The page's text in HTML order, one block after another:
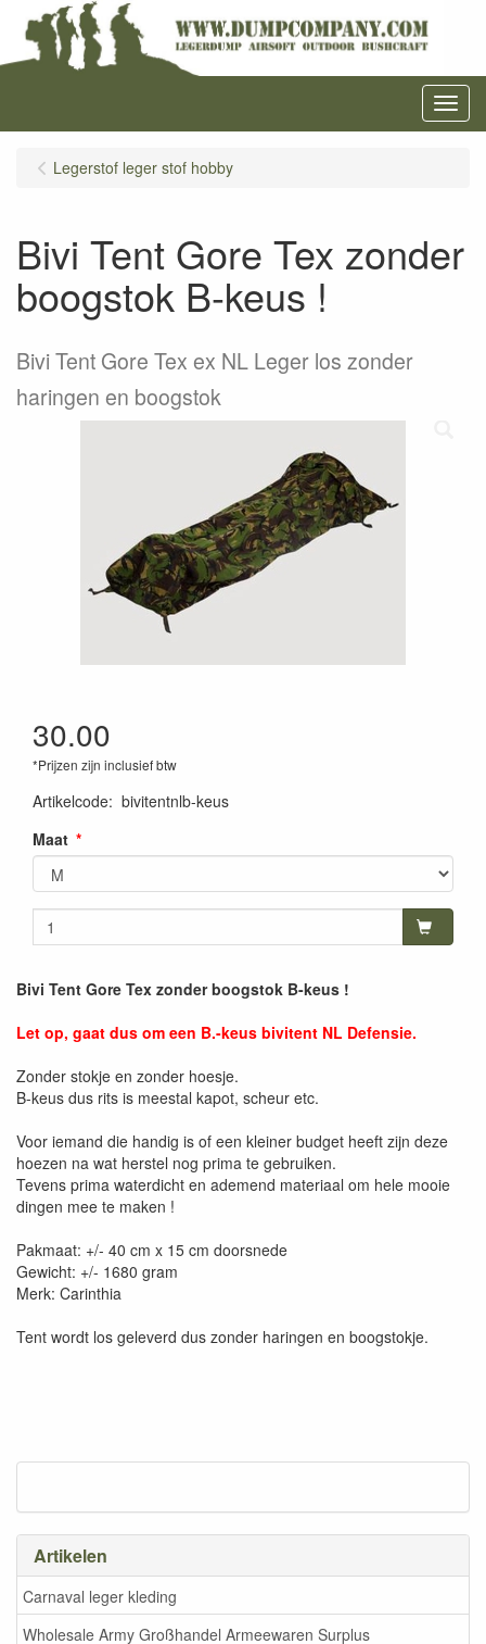
Menu
Artikelen
Carnaval leger kleding
Wholesale Army Großhandel Armeewaren Surplus
Legerstof leger stof hobby
Bivi Tent Gore Tex zonder
boogstok B-keus !
Bivi Tent Gore Tex ex NL Leger los zonder
haringen en boogstok
30.00
*Prijzen zijn inclusief btw
Artikelcode: bivitentnlb-keus
Maat
Bivi Tent Gore Tex zonder boogstok B-keus !
Let op, gaat dus om een B.-keus bivitent NL Defensie.
Zonder stokje en zonder hoesje.
B-keus dus rits is meestal kapot, scheur etc.
Voor iemand die handig is of een kleiner budget heeft zijn deze
hoezen na wat herstel nog prima te gebruiken.
Tevens prima waterdicht en ademend materiaal om hele mooie
dingen mee te maken !
Pakmaat: +/- 40 cm x 15 cm doorsnede
Gewicht: +/- 1680 gram
Merk: Carinthia
Tent wordt los geleverd dus zonder haringen en boogstokje.